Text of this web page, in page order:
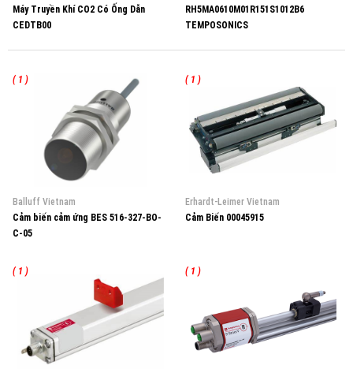
Máy Truyền Khí CO2 Có Ống Dẫn
CEDTB00
RH5MA0610M01R151S1012B6
TEMPOSONICS
( 1 )
Balluff Vietnam
Cảm biến cảm ứng BES 516-327-BO-
C-05
( 1 )
Erhardt-Leimer Vietnam
Cảm Biến 00045915
( 1 ) ( 1 )